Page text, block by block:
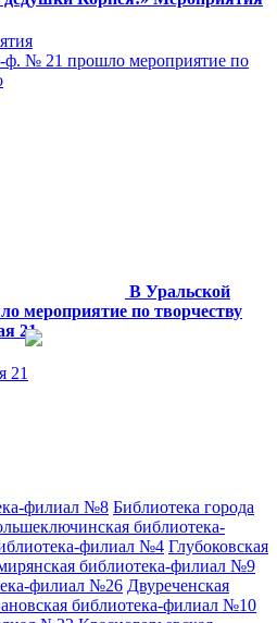
В Уральской
мероприятие по творчеству
21
21
филиал №8 Библиотека города
библиотека-
филиал №4 Глубоковская
библиотека-филиал №9
филиал №26 Двуреченская
библиотека-филиал №10